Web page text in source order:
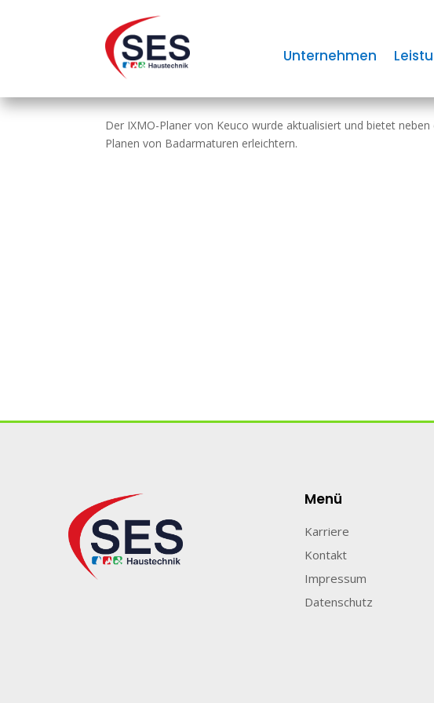
Unternehmen
Keuco präsentiert
arma­turen
Der IXMO-Planer von Keuco wurde aktua­li­siert und bietet
Planen von Bad­arma­turen erleich­tern.
Menü
Karriere
Kontakt
Impressum
Datenschutz